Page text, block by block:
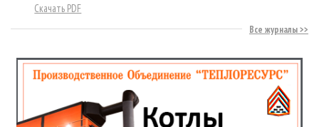
Скачать PDF
Все журналы